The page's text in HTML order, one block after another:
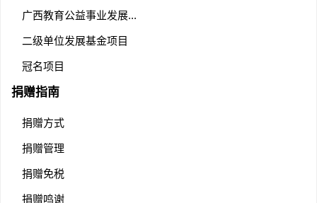
广西教育公益事业发展...
二级单位发展基金项目
冠名项目
捐赠指南
捐赠方式
捐赠管理
捐赠免税
捐赠鸣谢